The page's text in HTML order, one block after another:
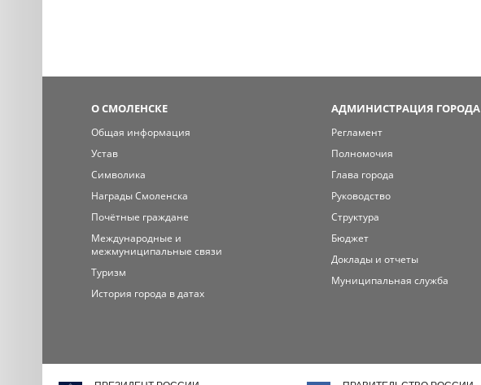
О СМОЛЕНСКЕ
Общая информация
Устав
Символика
Награды Смоленска
Почётные граждане
Международные и
межмуниципальные связи
Туризм
История города в датах
АДМИНИСТРАЦИЯ ГОРОДА
Регламент
Полномочия
Глава города
Руководство
Структура
Бюджет
Доклады и отчеты
Муниципальная служба